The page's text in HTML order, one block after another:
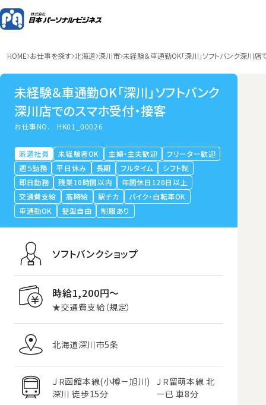
HOME お仕事を探す 北海道 深川市 未経験＆車通勤OK「深川」ソフトバンク深川店
未経験＆車通勤OK「深川」ソフトバンク
深川店でのスマホ受付・接客
お仕事NO.HK01_00026
派遣社員 未経験者OK 主婦・主夫歓迎
フリーター歓迎
週５勤務
平日休み 長期 フルタイム
シフト制
即日勤務
残業10時間以内
年間休日120日以上
交通費支給
高時給 駅チカ
バイク・自転車OK
車通勤OK
髪型自由 制服あり
ソフトバンクショップ
時給1,200円〜
★交通費支給（規定）
北海道深川市5条
ＪＲ函館本線(小樽－旭川)
深川 徒歩15分
ＪＲ留萌本線 北
一已 車8分